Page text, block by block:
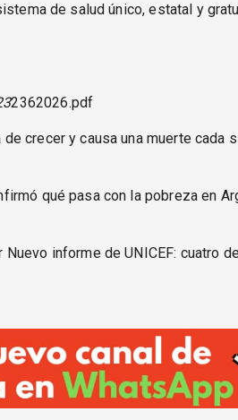
de salud único, estatal y
2362026.pdf
crecer y causa una muerte cada
qué pasa con la pobreza en
informe de UNICEF: cuatro